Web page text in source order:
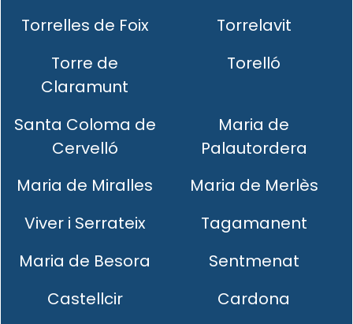
Torrelles de Foix
Torrelavit
Torre de
Claramunt
Torelló
Santa Coloma de
Cervelló
Maria de
Palautordera
Maria de Miralles
Maria de Merlès
Viver i Serrateix
Tagamanent
Maria de Besora
Sentmenat
Castellcir
Cardona